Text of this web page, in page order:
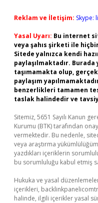
Reklam ve İletişim: Skype:
Yasal Uyarı: Bu internet
veya şahıs şirketi ile
Sitede yalnızca kendi
paylaşılmaktadır.
taşımamakta olup,
paylaşım
benzerlikleri tamamen
taslak halindedir ve
Sitemiz, 5651 Sayılı Kanun
Kurumu (BTK) tarafından
vermektedir. Bu nedenle,
veya araştırma
yazdıkları içeriklerin
bu sorumluluğu kabul etmiş
Hukuka ve yasal
içerikleri,
halinde, ilgili içerikler yasal